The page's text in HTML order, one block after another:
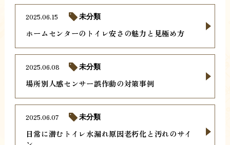
ホームセンターのトイレ安さの魅力と見極め方
2025.06.15 未分類
場所別人感センサー誤作動の対策事例
2025.06.08 未分類
日常に潜むトイレ水漏れ原因老朽化と汚れのサイ
2025.06.07 未分類